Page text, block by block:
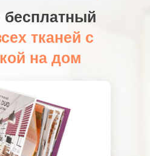
бесплатный
тканей с
на дом